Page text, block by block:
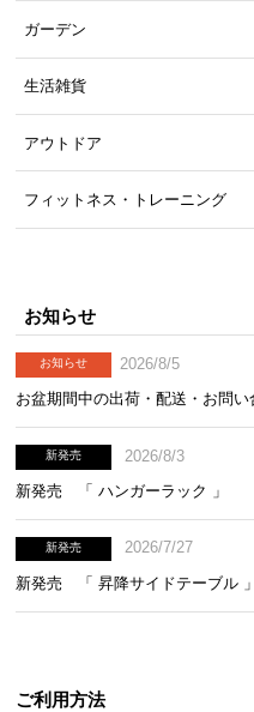
格消費電力
※当商品に電球は付属しておりませ
※推奨光源はLW100V38W-W（
調光機能について
電球に調光機能が付い
けますが、調光機能の
発火の原因となるため
適用畳数11畳でリビ
適用畳数は約11畳。ワ
やダイニングなど様々
ガーデン
生活雑貨
アウトドア
フィットネス・トレーニング
お知らせ
お知らせ
2026/8/5
お盆期間中の出荷・配送・お問い
新発売
2026/8/3
新発売 「 ハンガーラック 」
新発売
2026/7/27
新発売 「 昇降サイドテーブル 」
ご利用方法